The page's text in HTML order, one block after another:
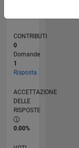
CONTRIBUTI
0
Domande
1
Risposta
ACCETTAZIONE
DELLE
RISPOSTE
0.00%